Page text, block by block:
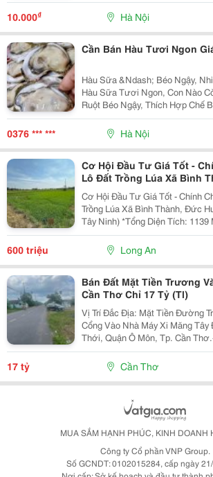
10.000₫ Hà Nội
Cần Bán Hàu Tươi Ngon
Hàu Sữa &Ndash; Béo Ngậy,
Hàu Sữa Tươi Ngon, Con Nào
Ruột Béo Ngậy, Thích Hợp Chế
Cho Gia Đình, Quán Ăn Và Nhà Hàng. Hàu
**60K/Kg** Hàu Đại
0376 *** *** Hà Nội
Cơ Hội Đầu Tư Giá Tốt -
Lô Đất Trồng Lúa Xã Bình
Long An
Cơ Hội Đầu Tư Giá Tốt - Chính
Trồng Lúa Xã Bình Thành, Đức
Tây Ninh) *Tổng Diện Tích: 1139
600Triệu (Có Thương Lượng).
Phẳng, Thuận Tiện Sản Xuất
600 triệu Long An
Bán Đất Mặt Tiền Trương
Cần Thơ Chỉ 17 Tỷ (Tl)
Vị Trí Đắc Địa: Mặt Tiền Đường
Cổng Vào Nhà Máy Xi Măng
Thới, Quận Ô Môn, Tp. Cần
3.830M&Sup2; (2 Sổ)- Giá Bán:
Pháp Lý: Sổ Hồng Riêng, Sang
17 tỷ Cần Thơ
MUA SẮM HẠNH PHÚC, KINH DOANH
Công ty Cổ phần VNP Group.
Số GCNDT: 0102015284, cấp ngày